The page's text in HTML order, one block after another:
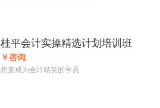
桂平会计实操精选计划培训班
￥咨询
想要成为会计精英的学员